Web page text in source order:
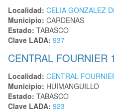
Localidad: CELIA GONZALEZ
Municipio: CARDENAS
Estado: TABASCO
Clave LADA: 937
CENTRAL FOURNIER
Localidad: CENTRAL
Municipio: HUIMANGUILLO
Estado: TABASCO
Clave LADA: 923